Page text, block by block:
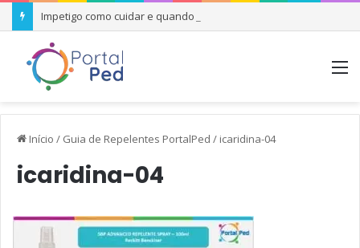
Impetigo como cuidar e quando se preocupar
Início / Guia de Repelentes PortalPed / icaridina-04
icaridina-04